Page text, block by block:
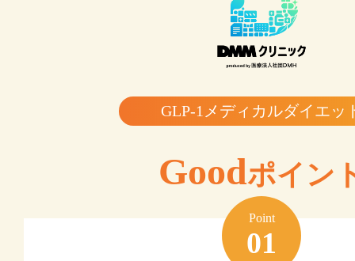
GLP-1メディカルダイエッ
Goodポイン
Point
01